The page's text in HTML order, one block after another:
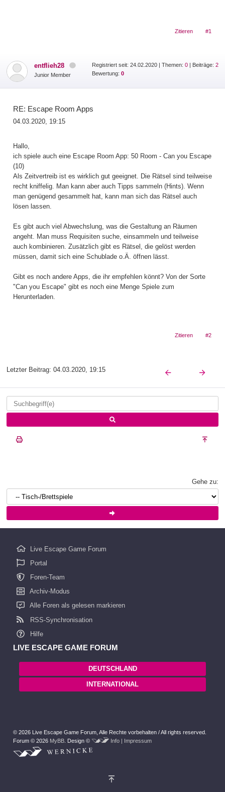
Zitieren #1
entflieh28
Junior Member
Registriert seit: 24.02.2020 |Themen:0 | Beiträge:2
Bewertung:0
RE: Escape Room Apps
04.03.2020, 19:15
Hallo,
ich spiele auch eine Escape Room App: 50 Room - Can you Escape
(10)
Als Zeitvertreib ist es wirklich gut geeignet. Die Rätsel sind teilweise
recht kniffelig. Man kann aber auch Tipps sammeln (Hints). Wenn
man genügend gesammelt hat, kann man sich das Rätsel auch
lösen lassen.
Es gibt auch viel Abwechslung, was die Gestaltung an Räumen
angeht. Man muss Requisiten suche, einsammeln und teilweise
auch kombinieren. Zusätzlich gibt es Rätsel, die gelöst werden
müssen, damit sich eine Schublade o.Ä. öffnen lässt.
Gibt es noch andere Apps, die ihr empfehlen könnt? Von der Sorte
"Can you Escape" gibt es noch eine Menge Spiele zum
Herunterladen.
Zitieren #2
Letzter Beitrag: 04.03.2020, 19:15
Gehe zu:
Live Escape Game Forum
Portal
Foren-Team
Archiv-Modus
Alle Foren als gelesen markieren
RSS-Synchronisation
Hilfe
LIVE ESCAPE GAME FORUM
DEUTSCHLAND
INTERNATIONAL
© 2026 Live Escape Game Forum, Alle Rechte vorbehalten / All rights reserved.
Forum © 2026 MyBB. Design © Info | Impressum